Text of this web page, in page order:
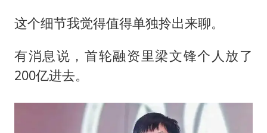
这个细节我觉得值得单独拎出来聊。
有消息说，首轮融资里梁文锋个人放了
200亿进去。